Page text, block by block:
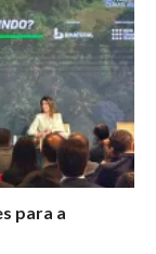
para a